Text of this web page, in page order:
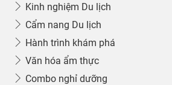
Kinh nghiệm Du lịch
Cẩm nang Du lịch
Hành trình khám phá
Văn hóa ẩm thực
Combo nghỉ dưỡng